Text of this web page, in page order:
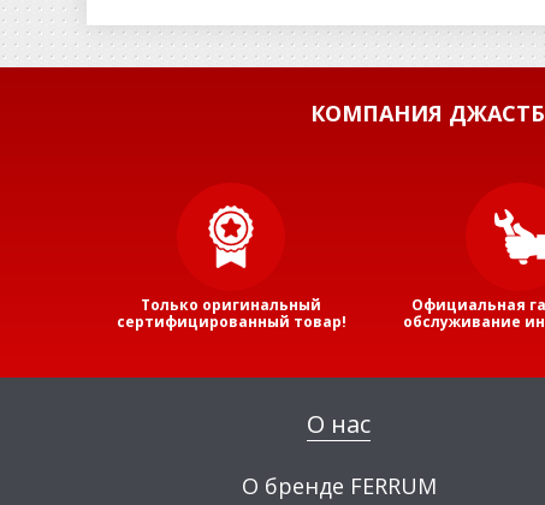
КОМПАНИЯ
Только оригинальный
сертифицированный товар!
Официальная
обслуживание
О нас
О бренде FERRUM